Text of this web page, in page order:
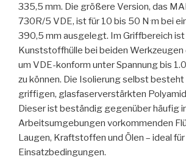
335,5 mm. Die größere Version, das
730R/5 VDE, ist für 10 bis 50 N .m bei
390,5 mm ausgelegt. Im Griffbereich ist
Kunststoffhülle bei beiden
um VDE-konform unter Spannung bis
zu können. Die Isolierung selbst besteht
griffigen, glasfaserverstärkten
Dieser ist beständig gegenüber häufig
Arbeitsumgebungen vorkommenden
Laugen, Kraftstoffen und Ölen – ideal
Einsatzbedingungen.